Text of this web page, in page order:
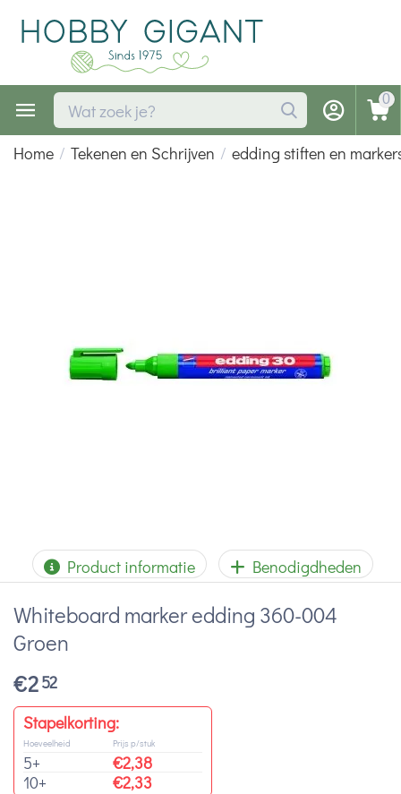
0
Home / Tekenen en Schrijven / edding stiften en
Product informatie Benodigdheden
Whiteboard marker edding 360-004
Groen
€252
Stapelkorting:
Hoeveelheid
5+
10+
Prijs p/stuk
€2,38
€2,33